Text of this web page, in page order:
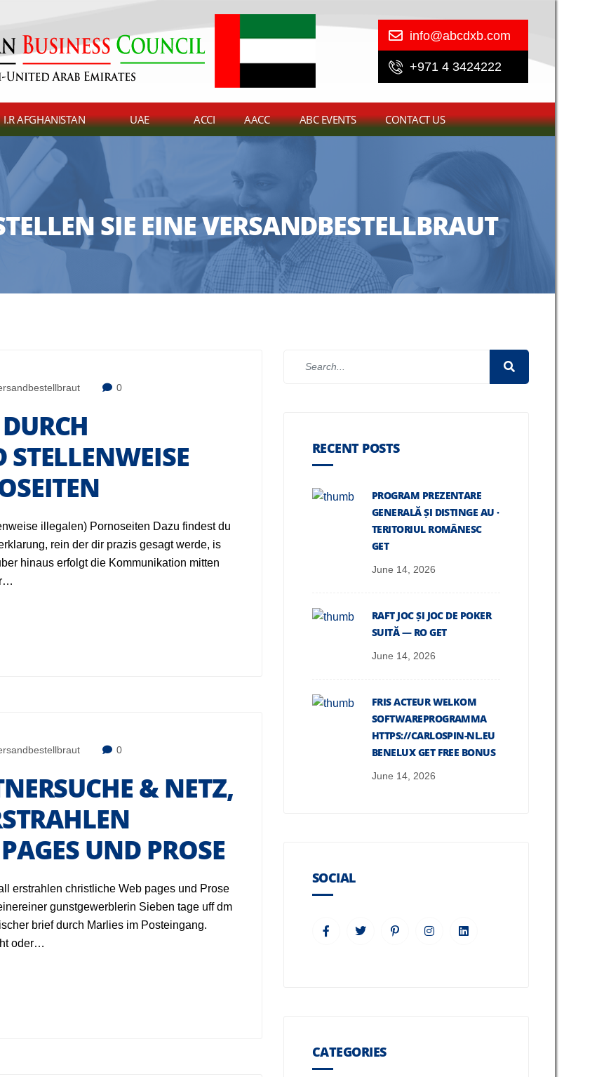
info@abcdxb.com
+971 4 3424222
I.R AFGHANISTAN UAE ACCI AACC ABC EVENTS CONTACT US
SIE EINE VERSANDBESTELLBRAUT
0
illegalen) Pornoseiten Dazu findest du
rein der dir prazis gesagt werde, is
hinaus erfolgt die Kommunikation mitten
0
& NETZ,
UND PROSE
erstrahlen christliche Web pages und Prose
gunstgewerblerin Sieben tage uff dm
brief durch Marlies im Posteingang.
oder…
RECENT POSTS
PROGRAM PREZENTARE
GENERALĂ ȘI DISTINGE AU ·
TERITORIUL ROMÂNESC
GET
June 14, 2026
RAFT JOC ȘI JOC DE POKER
SUITĂ — RO GET
June 14, 2026
FRIS ACTEUR WELKOM
SOFTWAREPROGRAMMA
HTTPS://CARLOSPIN-NL.EU
BENELUX GET FREE BONUS
June 14, 2026
SOCIAL
CATEGORIES